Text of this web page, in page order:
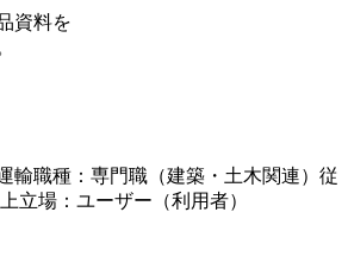
資料を
輸職種 ： 専門職（建築・土木関連） 従
立場 ： ユーザー（利用者）